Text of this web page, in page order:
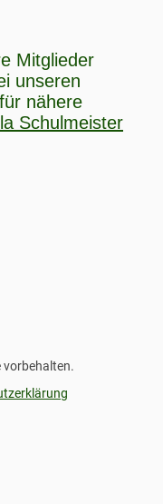
Mitglieder
unseren
nähere
Schulmeister
vorbehalten.